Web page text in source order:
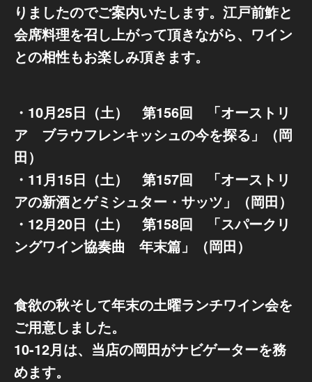
りましたのでご案内いたします。江戸前鮓と
会席料理を召し上がって頂きながら、ワイン
との相性もお楽しみ頂きます。
・10月25日（土） 第156回 「オーストリ
ア ブラウフレンキッシュの今を探る」（岡
田）
・11月15日（土） 第157回 「オーストリ
アの新酒とゲミシュター・サッツ」（岡田）
・12月20日（土） 第158回 「スパークリ
ングワイン協奏曲 年末篇」（岡田）
食欲の秋そして年末の土曜ランチワイン会を
ご用意しました。
10-12月は、当店の岡田がナビゲーターを務
めます。